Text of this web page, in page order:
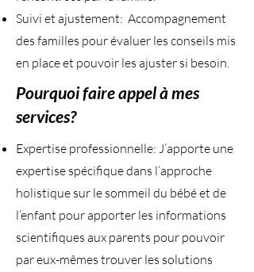
Suivi et ajustement: Accompagnement
des familles pour évaluer les conseils mis
en place et pouvoir les ajuster si besoin.
Pourquoi faire appel à mes
services?
Expertise professionnelle: J’apporte une
expertise spécifique dans l’approche
holistique sur le sommeil du bébé et de
l’enfant pour apporter les informations
scientifiques aux parents pour pouvoir
par eux-mêmes trouver les solutions